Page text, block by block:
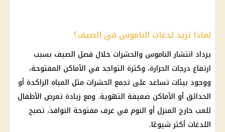
لماذا تزيد لدغات الناموس في الصيف؟
يزداد انتشار الناموس والحشرات خلال فصل الصيف بسبب
ارتفاع درجات الحرارة، وكثرة التواجد في الأماكن المفتوحة،
ووجود بيئات تساعد على تجمع الحشرات مثل المياه الراكدة أو
الحدائق أو الأماكن ضعيفة التهوية. ومع زيادة تعرض الأطفال
للعب خارج المنزل أو النوم في غرف مفتوحة النوافذ، تصبح
اللدغات أكثر شيوعًا.